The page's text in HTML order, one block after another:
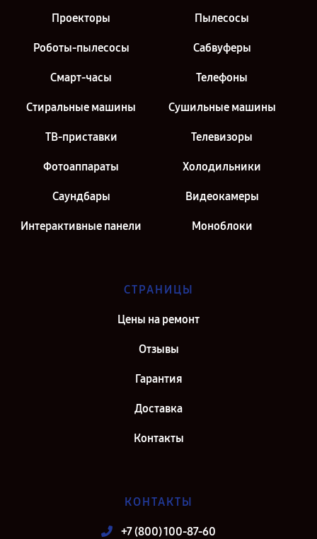
Проекторы Пылесосы
Роботы-пылесосы Сабвуферы
Смарт-часы Телефоны
Стиральные машины Сушильные машины
ТВ-приставки Телевизоры
Фотоаппараты Холодильники
Саундбары Видеокамеры
Интерактивные панели Моноблоки
СТРАНИЦЫ
Цены на ремонт
Отзывы
Гарантия
Доставка
Контакты
КОНТАКТЫ
+7 (800) 100-87-60